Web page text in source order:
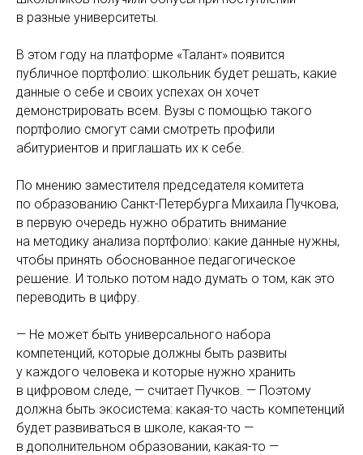
в разные университеты.
В этом году на платформе «Талант» появится
публичное портфолио: школьник будет решать, какие
данные о себе и своих успехах он хочет
демонстрировать всем. Вузы с помощью такого
портфолио смогут сами смотреть профили
абитуриентов и приглашать их к себе.
По мнению заместителя председателя комитета
по образованию Санкт-Петербурга Михаила Пучкова,
в первую очередь нужно обратить внимание
на методику анализа портфолио: какие данные нужны,
чтобы принять обоснованное педагогическое
решение. И только потом надо думать о том, как это
переводить в цифру.
— Не может быть универсального набора
компетенций, которые должны быть развиты
у каждого человека и которые нужно хранить
в цифровом следе, — считает Пучков. — Поэтому
должна быть экосистема: какая-то часть компетенций
будет развиваться в школе, какая-то —
в дополнительном образовании, какая-то —